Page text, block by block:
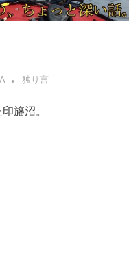
独り言
旛沼。